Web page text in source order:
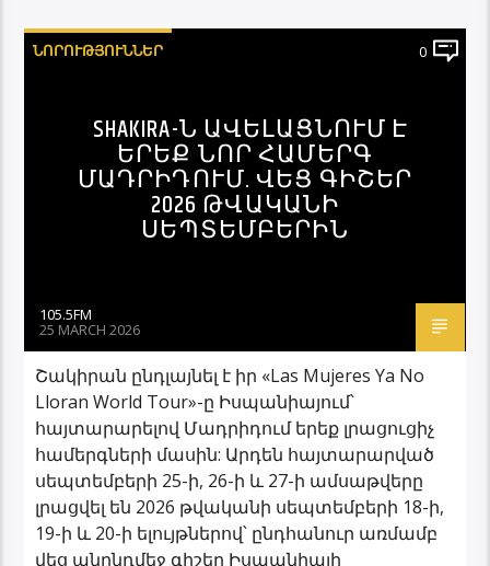
ՆՈՐՈՒԹՅՈՒՆՆԵՐ 0
SHAKIRA-Ն ԱՎԵԼԱՑՆՈՒՄ Է
ԵՐԵՔ ՆՈՐ ՀԱՄԵՐԳ
ՄԱԴՐԻԴՈՒՄ. ՎԵՑ ԳԻՇԵՐ
2026 ԹՎԱԿԱՆԻ
ՍԵՊՏԵՄԲԵՐԻՆ
105.5FM
25 MARCH 2026
Շակիրան ընդլայնել է իր «Las Mujeres Ya No
Lloran World Tour»-ը Իսպանիայում՝
հայտարարելով Մադրիդում երեք լրացուցիչ
համերգների մասին: Արդեն հայտարարված
սեպտեմբերի 25-ի, 26-ի և 27-ի ամսաթվերը
լրացվել են 2026 թվականի սեպտեմբերի 18-ի,
19-ի և 20-ի ելույթներով՝ ընդհանուր առմամբ
վեց անընդմեջ գիշեր Իսպանիայի